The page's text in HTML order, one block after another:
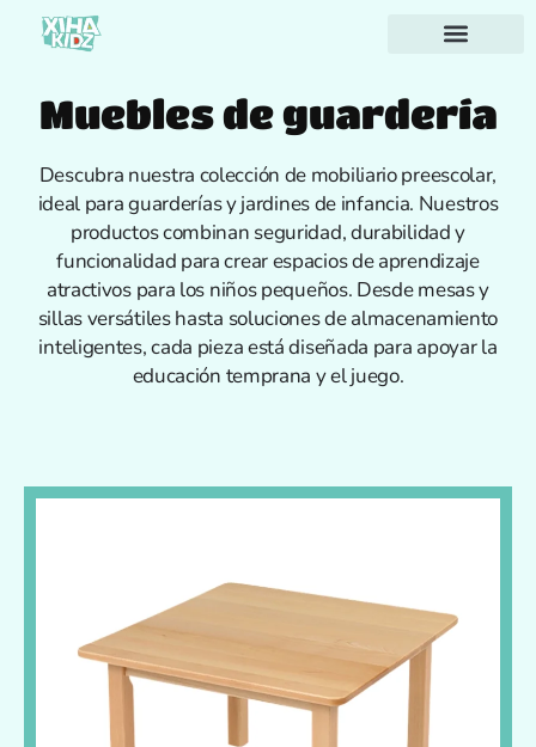
Muebles de guardería
Descubra nuestra colección de mobiliario preescolar,
ideal para guarderías y jardines de infancia. Nuestros
productos combinan seguridad, durabilidad y
funcionalidad para crear espacios de aprendizaje
atractivos para los niños pequeños. Desde mesas y
sillas versátiles hasta soluciones de almacenamiento
inteligentes, cada pieza está diseñada para apoyar la
educación temprana y el juego.